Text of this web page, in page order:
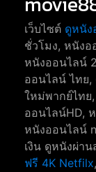
เว็บไซต์ ดูหนัง
ชั่วโมง, หนังอ
หนังออนไลน์
ออนไลน์ ไทย
ใหม่พากย์ไทย
ออนไลน์HD,
หนังออนไลน์
เงิน ดูหนังผ่า
ฟรี 4K Netfilx,